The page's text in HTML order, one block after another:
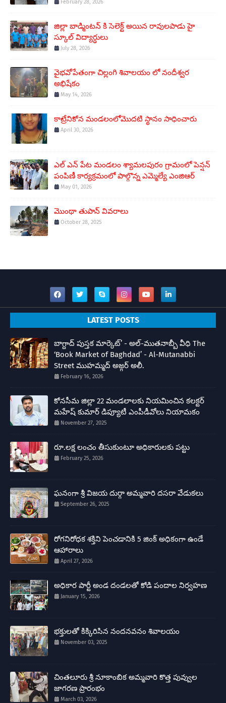
February 28, 2026
జిల్లా బాడ్మింటన్ కి సెలెక్ట్ అయిన రావులపాడు హై
స్కూల్ విద్యార్ధులు
July 28, 2026
వైభవోపేతంగా చిల్లంగి శివాలయం లో నందీశ్వర
అభిషేకం
May 14, 2026
కాట్రేనికోన మండలంలోమొదటి స్థానం సాధించారు
April 30, 2026
ఎల్ ఎన్ పేట మండలం శ్యామలపురం గ్రామంలో పెన్షన్
పంపిణీ కార్యక్రమంలో పాల్గొన్న ఎమ్మెల్యే ఎంజిఆర్
May 01, 2026
మొంథా తుపాన్ వివరాలు
October 28, 2025
LATEST POSTS
బాగ్దాద్ పుస్తక మార్కెట్’ - అల్-ముతనాబ్బీ వీధి The
‘Book Market of Baghdad’ - Al-Mutanabbi
Street ముహమ్మద్ అజ్గర్ అలీ.
February 16, 2026
కోనసీమ జిల్లా 22 మండలాలకు నియమించిన కలక్టర్
మహేష్ కుమార్ డిప్యూటీ ఎంపీడీవోలు నియామకం
November 27, 2025
రూ.లక్ష లంచం తీసుకుంటూ అధికారులకు పట్టు
February 25, 2026
ఘనంగా శ్రీ విజయ దుర్గా అమ్మవారి దసరా వేడుకలు
September 26, 2025
రోగనిరోధక శక్తిని పెంచడానికి 5 జింక్ అధికంగా ఉండే
ఆహారాలు
April 27, 2026
అధికార పార్టీ అండ దండలతో కోడి పందాల నిర్వహణ
January 15, 2026
భక్తులతో కిక్కిరిసిన నందనవనం శివాలయం
November 03, 2025
చింతలూరు శ్రీ నూకాంబిక అమ్మవారి కొత్త పువ్వుల
జాగరణ ప్రారంభం
March 03, 2026